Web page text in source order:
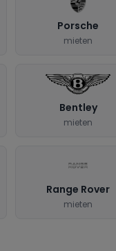
Porsche
mieten
Bentley
mieten
Range Rover
mieten